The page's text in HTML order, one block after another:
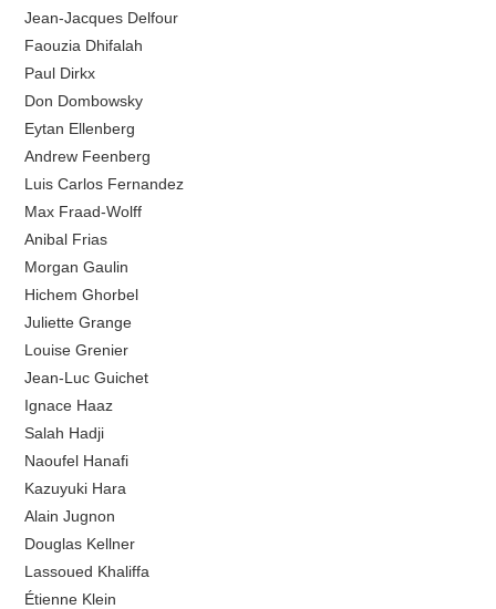
Jean-Jacques Delfour
Faouzia Dhifalah
Paul Dirkx
Don Dombowsky
Eytan Ellenberg
Andrew Feenberg
Luis Carlos Fernandez
Max Fraad-Wolff
Anibal Frias
Morgan Gaulin
Hichem Ghorbel
Juliette Grange
Louise Grenier
Jean-Luc Guichet
Ignace Haaz
Salah Hadji
Naoufel Hanafi
Kazuyuki Hara
Alain Jugnon
Douglas Kellner
Lassoued Khaliffa
Étienne Klein